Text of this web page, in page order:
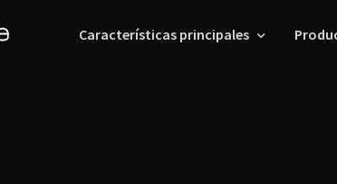
Características principales